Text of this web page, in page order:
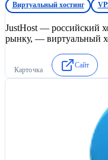
Виртуальный хостинг
JustHost — российский
рынку, — виртуальный
Карточка
Сайт